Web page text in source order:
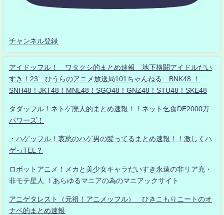
チャンネル登録
アイドッフル！ ワタクシ的まとめ速報 地下格闘アイドルだい
すき！23 ひうらのアニメ放送局101ちゃんねる BNK48 ！
SNH48！JKT48！MNL48！SGO48！GNZ48！STU48！SKE48
タダッフル！ネトゲ廃人的まとめ速報！！ネット乞食DE2000万
パワーズ！
・ハゲッフル！哀愁のハゲ男の髪ってるまとめ速報！！激しくハ
ゲっTEL？
ロボットアニメ！メカと美少女キャラだいすき永遠の非リア充・
非モテ星人 ！あらゆるマニアの為のマニアックサイト
アニゲタレスト（元祖！アニメッフル） ひきこもりニートのオ
ナベ的まとめ速報